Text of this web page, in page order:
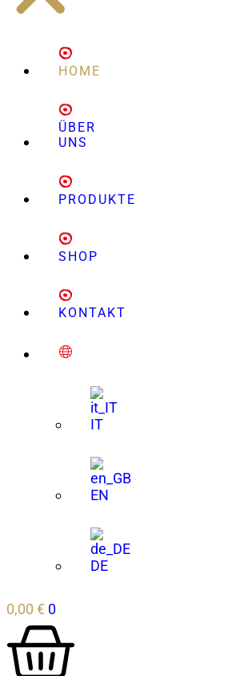
HOME
ÜBER
UNS
PRODUKTE
SHOP
KONTAKT
IT
EN
DE
0,00 € 0
FEINE